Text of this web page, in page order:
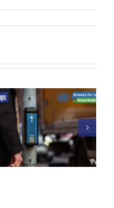
Behøves der en
højere
lokaliseringslyd ved
fodgængerfeltet?